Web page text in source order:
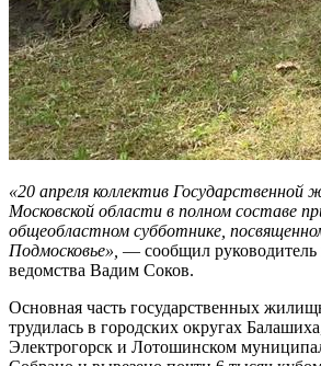
«20 апреля коллектив Государственной
Московской области в полном составе
общеобластном субботнике,
Подмосковье», — сообщил руководитель
ведомства Вадим Соков.
Основная часть государственных
трудилась в городских округах
Электрогорск и Лотошинском